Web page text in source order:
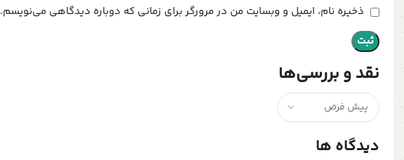
نقد و بررسی‌ها
دیدگاه ها
ذخیره نام، ایمیل و وبسایت من در مرورگر برای زمانی که دوباره دیدگاهی می‌نویسم.